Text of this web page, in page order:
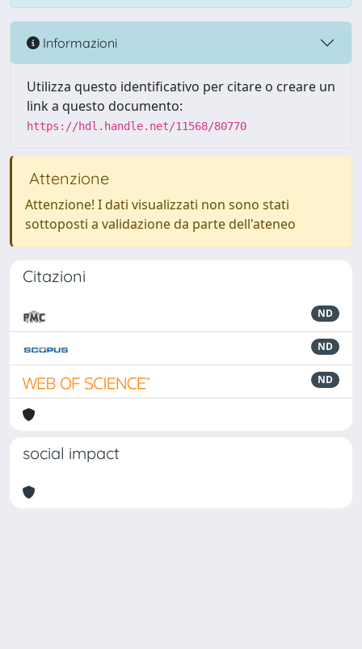
Informazioni
Utilizza questo identificativo per citare o creare un
link a questo documento:
https://hdl.handle.net/11568/80770
Attenzione
Attenzione! I dati visualizzati non sono stati
sottoposti a validazione da parte dell'ateneo
Citazioni
ND
ND
ND
social impact